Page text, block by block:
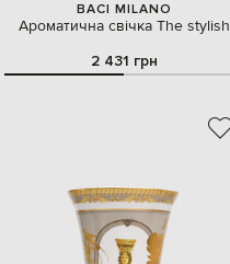
BACI MILANO
Ароматична свічка The stylish
2 431 грн